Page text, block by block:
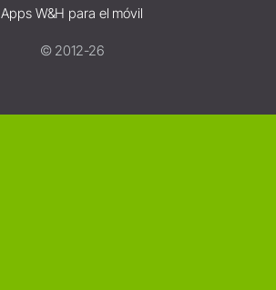
Apps W&H para el móvil
© 2012-26